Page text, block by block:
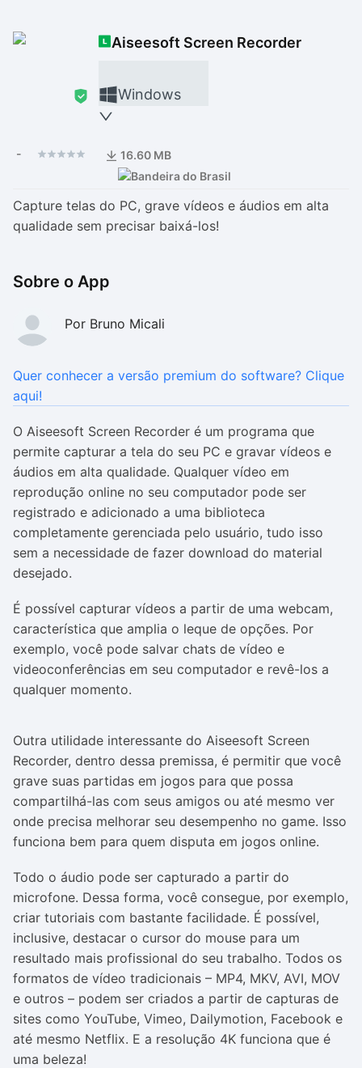
Aiseesoft Screen Recorder
Windows
- 16.60 MB
Capture telas do PC, grave vídeos e áudios em alta
qualidade sem precisar baixá-los!
Sobre o App
Por Bruno Micali
Quer conhecer a versão premium do software? Clique
aqui!
O Aiseesoft Screen Recorder é um programa que
permite capturar a tela do seu PC e gravar vídeos e
áudios em alta qualidade. Qualquer vídeo em
reprodução online no seu computador pode ser
registrado e adicionado a uma biblioteca
completamente gerenciada pelo usuário, tudo isso
sem a necessidade de fazer download do material
desejado.
É possível capturar vídeos a partir de uma webcam,
característica que amplia o leque de opções. Por
exemplo, você pode salvar chats de vídeo e
videoconferências em seu computador e revê-los a
qualquer momento.
Outra utilidade interessante do Aiseesoft Screen
Recorder, dentro dessa premissa, é permitir que você
grave suas partidas em jogos para que possa
compartilhá-las com seus amigos ou até mesmo ver
onde precisa melhorar seu desempenho no game. Isso
funciona bem para quem disputa em jogos online.
Todo o áudio pode ser capturado a partir do
microfone. Dessa forma, você consegue, por exemplo,
criar tutoriais com bastante facilidade. É possível,
inclusive, destacar o cursor do mouse para um
resultado mais profissional do seu trabalho. Todos os
formatos de vídeo tradicionais – MP4, MKV, AVI, MOV
e outros – podem ser criados a partir de capturas de
sites como YouTube, Vimeo, Dailymotion, Facebook e
até mesmo Netflix. E a resolução 4K funciona que é
uma beleza!